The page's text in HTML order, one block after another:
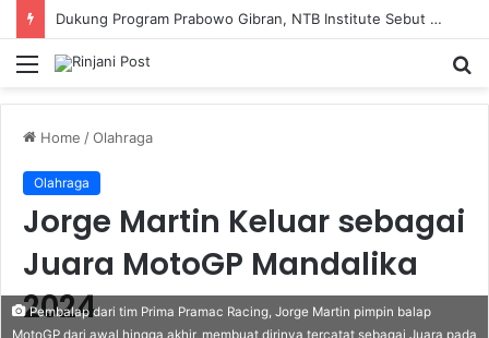
Dukung Program Prabowo Gibran, NTB Institute Sebut MBG dan Kopdes Solusi Percepatan Pembangunan Daerah 3T
Menu
Home /Olahraga
Olahraga
Jorge Martin Keluar sebagai
Juara MotoGP Mandalika
2024
Pembalap dari tim Prima Pramac Racing, Jorge Martin pimpin balap
MotoGP dari awal hingga akhir, membuat dirinya tercatat sebagai Juara pada